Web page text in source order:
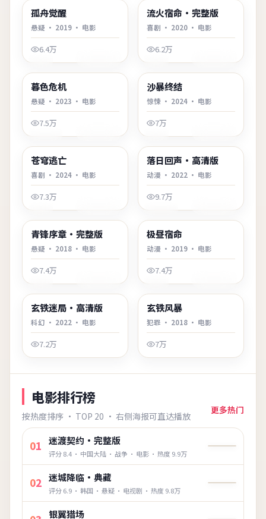
最新
孤舟觉醒
悬疑 · 2019 · 电影
6.4万
最新
流火宿命·完整版
喜剧 · 2020 · 电影
6.2万
最新
暮色危机
悬疑 · 2023 · 电影
7.5万
最新
沙暴终结
惊悚 · 2024 · 电影
7万
最新
苍穹逃亡
喜剧 · 2024 · 电影
7.3万
最新
落日回声·高清版
动漫 · 2022 · 电影
9.7万
最新
青锋序章·完整版
悬疑 · 2018 · 电影
7.4万
最新
极昼宿命
动漫 · 2019 · 电影
7.4万
最新
玄铁迷局·高清版
科幻 · 2022 · 电影
7.2万
最新
玄铁风暴
犯罪 · 2018 · 电影
7万
电影排行榜
按热度排序 · TOP 20 · 右侧海报可直达播放
更多热门
01 迷渡契约·完整版
评分8.4 · 中国大陆 · 战争 · 电影 · 热度9.9万
02 迷城降临·典藏
评分6.9 · 韩国 · 悬疑 · 电视剧 · 热度9.8万
银翼猎场